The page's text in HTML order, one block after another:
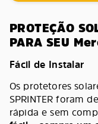
PROTEÇÃO
PARA SEU
Fácil de Instalar
Os protetores
SPRINTER foram
rápida e sem